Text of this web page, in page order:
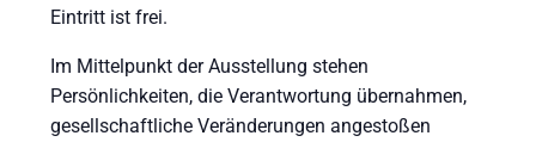
Eintritt ist frei.
Im Mittelpunkt der Ausstellung stehen
Persönlichkeiten, die Verantwortung übernahmen,
gesellschaftliche Veränderungen angestoßen